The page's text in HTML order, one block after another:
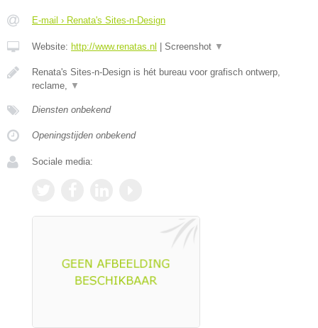
E-mail › Renata's Sites-n-Design
Website: http://www.renatas.nl | Screenshot ▼
Renata's Sites-n-Design is hét bureau voor grafisch ontwerp,
reclame,
▼
Diensten onbekend
Openingstijden onbekend
Sociale media: